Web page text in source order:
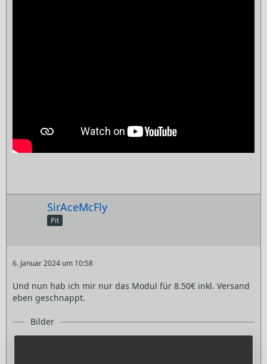
SirAceMcFly
Pit
6. Januar 2024 um 10:58
Und nun hab ich mir nur das Modul für 8.50€ inkl. Versand
eben geschnappt.
Bilder